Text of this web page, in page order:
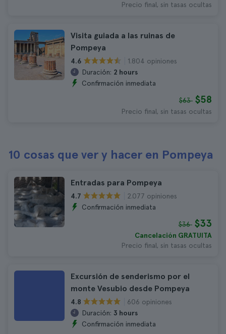
Precio final, sin tasas ocultas
Visita guiada a las ruinas de
Pompeya
4.6
1.804 opiniones
Duración: 2 hours
Confirmación inmediata
$63 $58
Precio final, sin tasas ocultas
10 cosas que ver y hacer en Pompeya
Entradas para Pompeya
4.7
2.077 opiniones
Confirmación inmediata
$36 $33
Cancelación GRATUITA
Precio final, sin tasas ocultas
Excursión de senderismo por el
monte Vesubio desde Pompeya
4.8
606 opiniones
Duración: 3 hours
Confirmación inmediata